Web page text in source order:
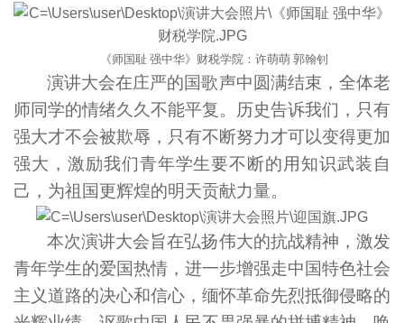
《师国耻 强中华》财税学院：许萌萌 郭翰钊
演讲大会在庄严的国歌声中圆满结束， 全体老
师同学的情绪久久不能平复。历史告诉我们，只有
强大才不会被欺辱，只有不断努力才可以变得更加
强大，激励我们青年学生要不断的用知识武装自
己，为祖国更辉煌的明天贡献力量。
本次演讲大会旨在弘扬伟大的抗战精神，激发
青年学生的爱国热情，进一步增强走中国特色社会
主义道路的决心和信心，缅怀革命先烈抵御侵略的